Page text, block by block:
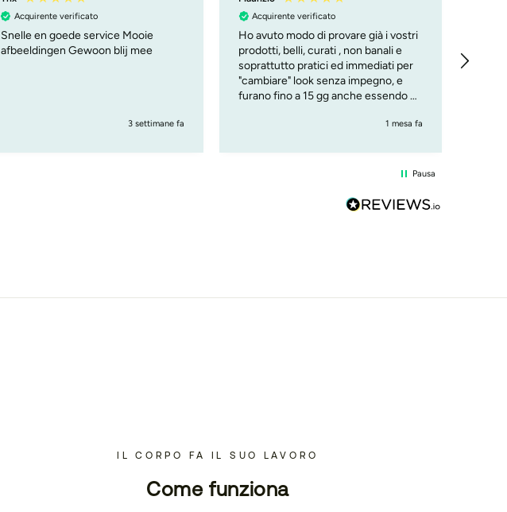
Acquirente verificato
Snelle en goede service Mooie
afbeeldingen Gewoon blij mee
3 settimane fa
Acquirente verificato
Ho avuto modo di provare già i vostri
prodotti, belli, curati , non banali e
soprattutto pratici ed immediati per
"cambiare" look senza impegno, e
furano fino a 15 gg anche essendo al
1 mesa fa
Pausa
IL CORPO FA IL SUO LAVORO
Come funziona